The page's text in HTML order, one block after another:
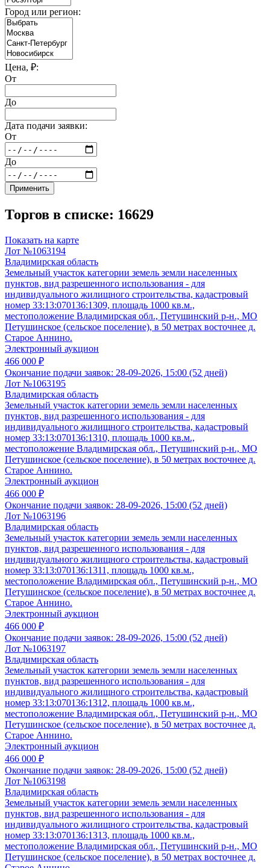
Город или регион:
Цена, ₽:
От
До
Дата подачи заявки:
От
До
Применить
Торгов в списке: 16629
Показать на карте
Лот №1063194
Владимирская область
Земельный участок категории земель земли населенных
пунктов, вид разрешенного использования - для
индивидуального жилищного строительства, кадастровый
номер 33:13:070136:1309, площадь 1000 кв.м.,
местоположение Владимирская обл., Петушинский р-н., МО
Петушинское (сельское поселение), в 50 метрах восточнее д.
Старое Аннино.
Электронный аукцион
466 000 ₽
Окончание подачи заявок: 28-09-2026, 15:00 (52 дней)
Лот №1063195
Владимирская область
Земельный участок категории земель земли населенных
пунктов, вид разрешенного использования - для
индивидуального жилищного строительства, кадастровый
номер 33:13:070136:1310, площадь 1000 кв.м.,
местоположение Владимирская обл., Петушинский р-н., МО
Петушинское (сельское поселение), в 50 метрах восточнее д.
Старое Аннино.
Электронный аукцион
466 000 ₽
Окончание подачи заявок: 28-09-2026, 15:00 (52 дней)
Лот №1063196
Владимирская область
Земельный участок категории земель земли населенных
пунктов, вид разрешенного использования - для
индивидуального жилищного строительства, кадастровый
номер 33:13:070136:1311, площадь 1000 кв.м.,
местоположение Владимирская обл., Петушинский р-н., МО
Петушинское (сельское поселение), в 50 метрах восточнее д.
Старое Аннино.
Электронный аукцион
466 000 ₽
Окончание подачи заявок: 28-09-2026, 15:00 (52 дней)
Лот №1063197
Владимирская область
Земельный участок категории земель земли населенных
пунктов, вид разрешенного использования - для
индивидуального жилищного строительства, кадастровый
номер 33:13:070136:1312, площадь 1000 кв.м.,
местоположение Владимирская обл., Петушинский р-н., МО
Петушинское (сельское поселение), в 50 метрах восточнее д.
Старое Аннино.
Электронный аукцион
466 000 ₽
Окончание подачи заявок: 28-09-2026, 15:00 (52 дней)
Лот №1063198
Владимирская область
Земельный участок категории земель земли населенных
пунктов, вид разрешенного использования - для
индивидуального жилищного строительства, кадастровый
номер 33:13:070136:1313, площадь 1000 кв.м.,
местоположение Владимирская обл., Петушинский р-н., МО
Петушинское (сельское поселение), в 50 метрах восточнее д.